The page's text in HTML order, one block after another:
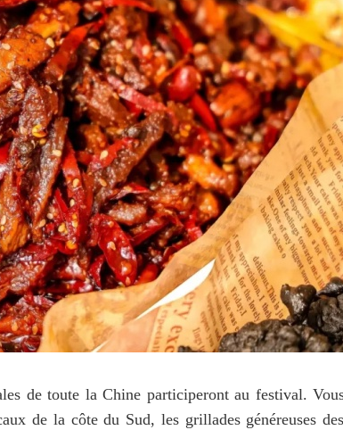
de toute la Chine participeront au festival.
de la côte du Sud, les grillades généreuses